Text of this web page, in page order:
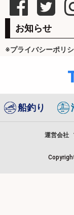
お知らせ
※プライバシーポリ
船釣り
運営会社